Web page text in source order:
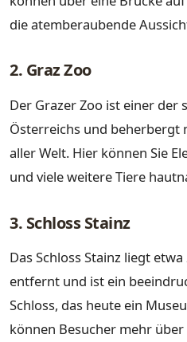
die atemberaubende
2. Graz Zoo
Der Grazer Zoo ist einer der
Österreichs und beherbergt
aller Welt. Hier können Sie
und viele weitere Tiere
3. Schloss Stainz
Das Schloss Stainz liegt
entfernt und ist ein
Schloss, das heute ein
können Besucher mehr